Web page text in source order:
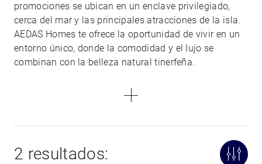
promociones se ubican en un enclave privilegiado,
cerca del mar y las principales atracciones de la isla.
AEDAS Homes te ofrece la oportunidad de vivir en un
entorno único, donde la comodidad y el lujo se
combinan con la belleza natural tinerfeña.
2 resultados: